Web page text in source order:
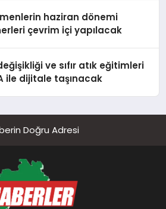
haziran dönemi
çevrim içi yapılacak
ve sıfır atık eğitimleri
ile dijitale taşınacak
Doğru Adresi